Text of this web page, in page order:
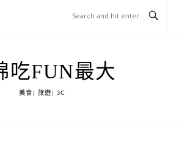
吃FUN最大
美食| 旅遊| 3C